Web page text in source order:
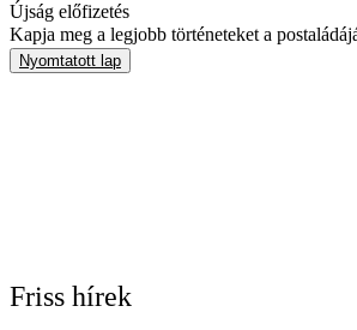
Újság előfizetés
Kapja meg a legjobb történeteket a
Nyomtatott lap
Friss hírek